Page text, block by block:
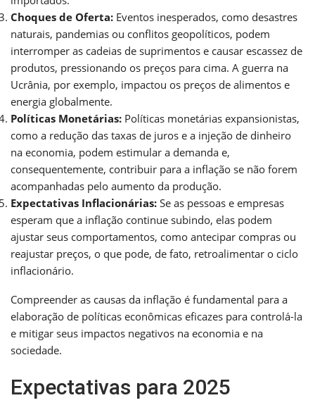
Choques de Oferta: Eventos inesperados, como desastres
naturais, pandemias ou conflitos geopolíticos, podem
interromper as cadeias de suprimentos e causar escassez de
produtos, pressionando os preços para cima. A guerra na
Ucrânia, por exemplo, impactou os preços de alimentos e
energia globalmente.
Políticas Monetárias: Políticas monetárias expansionistas,
como a redução das taxas de juros e a injeção de dinheiro
na economia, podem estimular a demanda e,
consequentemente, contribuir para a inflação se não forem
acompanhadas pelo aumento da produção.
Expectativas Inflacionárias: Se as pessoas e empresas
esperam que a inflação continue subindo, elas podem
ajustar seus comportamentos, como antecipar compras ou
reajustar preços, o que pode, de fato, retroalimentar o ciclo
inflacionário.
Compreender as causas da inflação é fundamental para a
elaboração de políticas econômicas eficazes para controlá-la
e mitigar seus impactos negativos na economia e na
sociedade.
Expectativas para 2025